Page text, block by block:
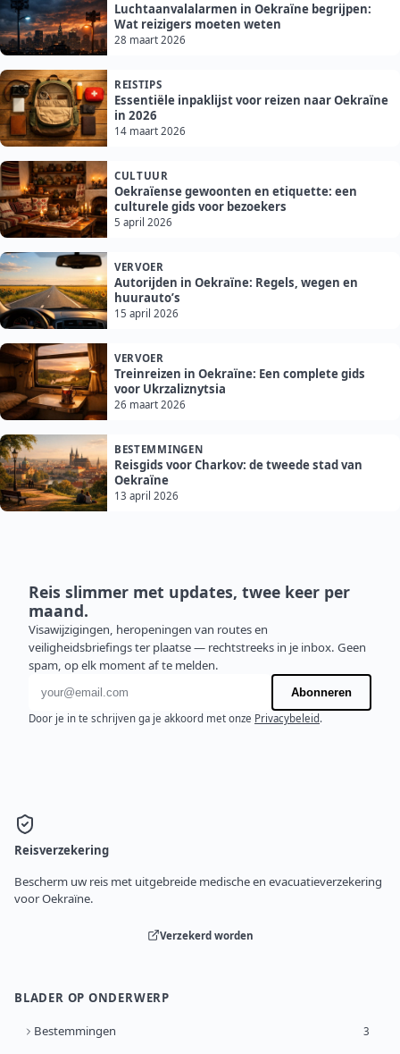
Luchtaanvalalarmen in Oekraïne begrijpen:
Wat reizigers moeten weten
28 maart 2026
REISTIPS
Essentiële inpaklijst voor reizen naar Oekraïne
in 2026
14 maart 2026
CULTUUR
Oekraïense gewoonten en etiquette: een
culturele gids voor bezoekers
5 april 2026
VERVOER
Autorijden in Oekraïne: Regels, wegen en
huurauto’s
15 april 2026
VERVOER
Treinreizen in Oekraïne: Een complete gids
voor Ukrzaliznytsia
26 maart 2026
BESTEMMINGEN
Reisgids voor Charkov: de tweede stad van
Oekraïne
13 april 2026
Reis slimmer met updates, twee keer per
maand.
Visawijzigingen, heropeningen van routes en
veiligheidsbriefings ter plaatse — rechtstreeks in je inbox. Geen
spam, op elk moment af te melden.
E-mailadres
Abonneren
Door je in te schrijven ga je akkoord met onze Privacybeleid.
Reisverzekering
Bescherm uw reis met uitgebreide medische en evacuatieverzekering
voor Oekraïne.
Verzekerd worden
BLADER OP ONDERWERP
Bestemmingen 3